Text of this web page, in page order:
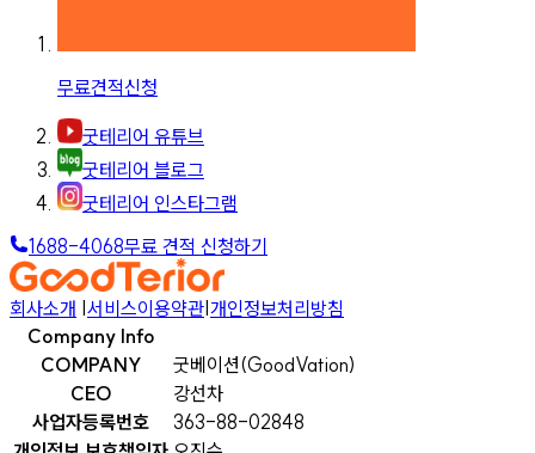
무료견적신청
굿테리어 유튜브
굿테리어 블로그
굿테리어 인스타그램
1688-4068무료 견적 신청하기
회사소개 서비스이용약관 개인정보처리방침
Company Info
COMPANY
굿베이션(GoodVation)
CEO
강선차
사업자등록번호
363-88-02848